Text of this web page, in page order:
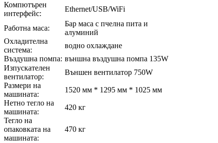
Компютърен
интерфейс:
Ethernet/USB/WiFi
Работна маса:
Бар маса с пчелна пита и
алуминий
Охладителна
система:
водно охлаждане
Въздушна помпа: външна въздушна помпа 135W
Изпускателен
вентилатор:
Външен вентилатор 750W
Размери на
машината:
1520 мм * 1295 мм * 1025 мм
Нетно тегло на
машината:
420 кг
Тегло на
опаковката на
машината:
470 кг